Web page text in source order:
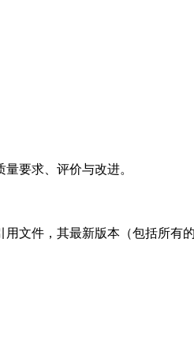
要求、评价与改进。
文件，其最新版本（包括所有